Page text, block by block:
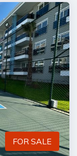
FOR SALE